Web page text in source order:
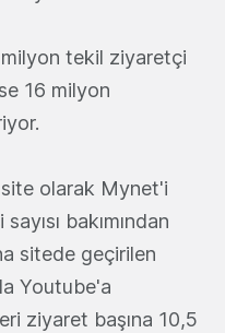
tekil ziyaretçi
16 milyon
site olarak Mynet'i
bakımından
sitede geçirilen
Youtube'a
ziyaret başına 10,5